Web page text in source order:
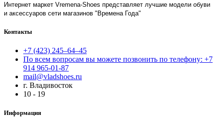
Интернет маркет Vremena-Shoes представляет лучшие модели обуви
и аксессуаров сети магазинов "Времена Года"
Контакты
+7 (423) 245–64–45
По всем вопросам вы можете позвонить по телефону: +7
914 965-01-87
mail@vladshoes.ru
г. Владивосток
10 - 19
Информация